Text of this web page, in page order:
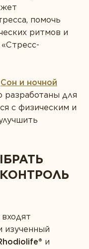
помочь
ритмов и
Сон и ночной
разработаны для
с физическим и
изученный
и